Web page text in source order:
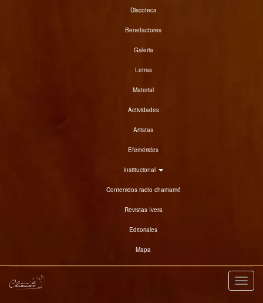
Discoteca
Benefactores
Galeria
Letras
Material
Actividades
Artistas
Efemérides
Institucional
Contenidos radio chamamé
Revistas Ivera
Editoriales
Mapa